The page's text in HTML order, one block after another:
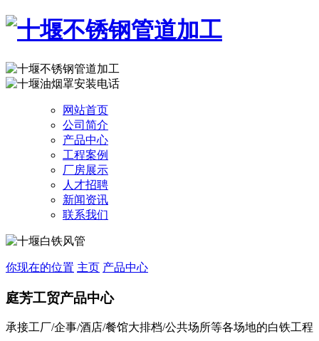
网站首页
公司简介
产品中心
工程案例
厂房展示
人才招聘
新闻资讯
联系我们
你现在的位置 主页 产品中心
庭芳工贸产品中心
承接工厂/企事/酒店/餐馆大排档/公共场所等各场地的白铁工程